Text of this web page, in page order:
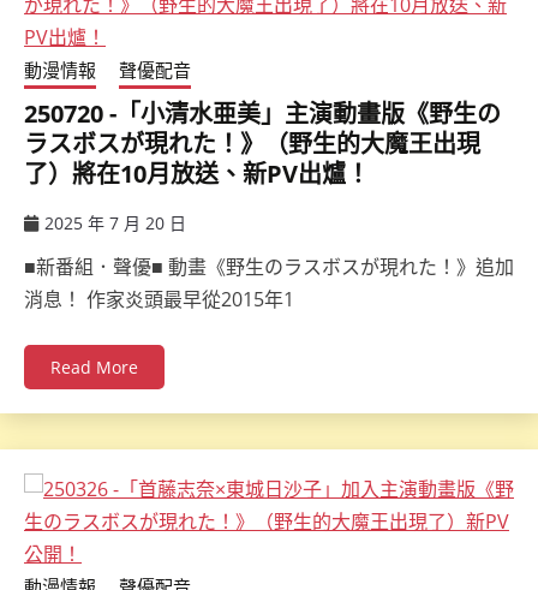
動漫情報 聲優配音
250720 -「小清水亜美」主演動畫版《野生の
ラスボスが現れた！》（野生的大魔王出現
了）將在10月放送、新PV出爐！
2025 年 7 月 20 日
■新番組．聲優■ 動畫《野生のラスボスが現れた！》追加
消息！ 作家炎頭最早從2015年1
Read More